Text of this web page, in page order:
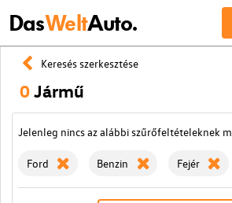
DasWeltAuto.
Keresés szerkesztése
0Jármű
Jelenleg nincs az alábbi szűrőfeltételeknek
Ford Benzin Fejér